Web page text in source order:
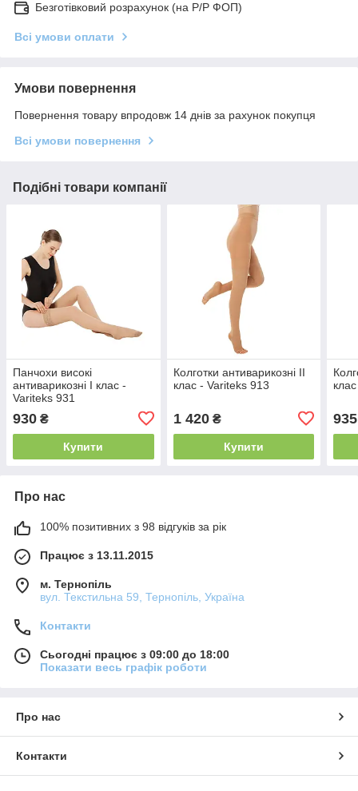
Безготівковий розрахунок (на Р/Р ФОП)
Всі умови оплати
Умови повернення
Повернення товару впродовж 14 днів за рахунок покупця
Всі умови повернення
Подібні товари компанії
Панчохи високі
антиварикозні I клас -
Variteks 931
930 ₴
Купити
Колготки антиварикозні ІІ
клас - Variteks 913
1 420₴
Купити
935
Про нас
100% позитивних з 98 відгуків за рік
Працює з 13.11.2015
м. Тернопіль
вул. Текстильна 59, Тернопіль, Україна
Контакти
Сьогодні працює з 09:00 до 18:00
Показати весь графік роботи
Про нас
Контакти